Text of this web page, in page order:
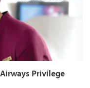
Privilege